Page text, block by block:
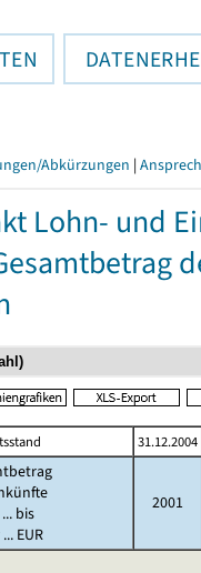
Abkürzungen |
Lohn- und
31.12.2004
bis
EUR
2001